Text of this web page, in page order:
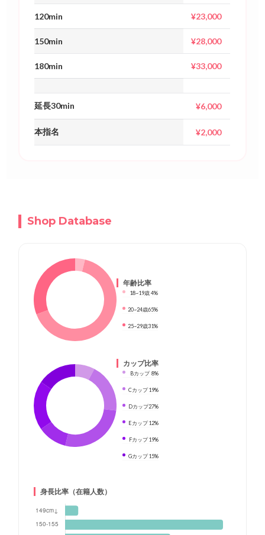
120min ¥23,000
150min ¥28,000
180min ¥33,000
延長30min ¥6,000
本指名 ¥2,000
Shop Database
年齢比率
18~19歳 4%
20~24歳65%
25~29歳31%
カップ比率
Bカップ 8%
Cカップ19%
Dカップ27%
Eカップ12%
Fカップ 19%
Gカップ15%
身長比率（在籍人数）